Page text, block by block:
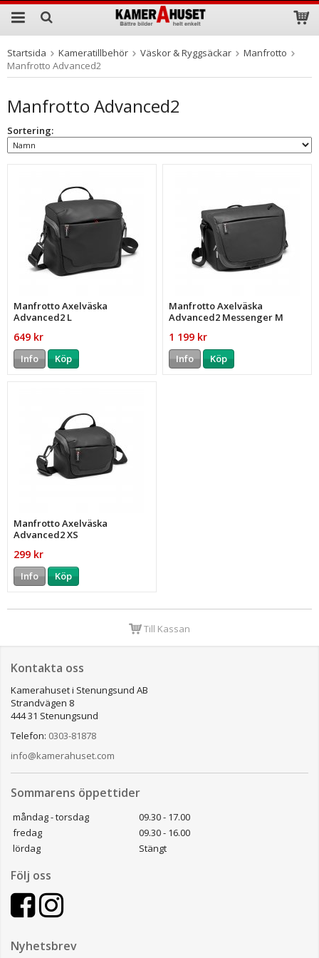
Produkten har blivit tillagd i varukorgen
Startsida Kameratillbehör Väskor & Ryggsäckar
Manfrotto
Manfrotto Advanced2
Manfrotto Advanced2
Sortering:
Manfrotto Axelväska
Advanced2 L
649 kr
Info Köp
Manfrotto Axelväska
Advanced2 Messenger M
1 199 kr
Info Köp
Manfrotto Axelväska
Advanced2 XS
299 kr
Info Köp
Till Kassan
Kontakta oss
Kamerahuset i Stenungsund AB
Strandvägen 8
444 31 Stenungsund
Telefon: 0303-81878
info@kamerahuset.com
Sommarens öppettider
måndag - torsdag
09.30 - 17.00
fredag
09.30 - 16.00
lördag
Stängt
Följ oss
Nyhetsbrev